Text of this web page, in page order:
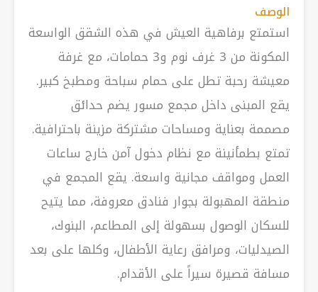
الوصف
استمتع برفاهية العيش في هذه الشقق الواسعة
المكونة من 3 غرف نوم و3 حمامات، مع غرفة
معيشة رحبة تطل على حمام سباحة ومطبخ كبير.
يقع المبنى داخل مجمع مسور يضم حدائق
مصممة بعناية ومساحات مشتركة مزينة باحترافية.
تمتع بطمأنينة مع نظام دخول آمن خارج ساعات
العمل ومواقف مجانية واسعة. يقع المجمع في
منطقة المهبولة بجوار فنادق معروفة، مما يتيح
للسكان الوصول بسهولة إلى المطاعم، البنوك،
الصيدليات، ومرافق رعاية الأطفال، وكلها على بعد
مسافة قصيرة سيراً على الأقدام.